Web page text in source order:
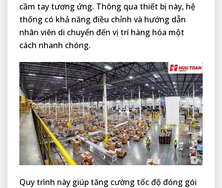
cầm tay tương ứng. Thông qua thiết bị này, hệ
thống có khả năng điều chỉnh và hướng dẫn
nhân viên di chuyển đến vị trí hàng hóa một
cách nhanh chóng.
Quy trình này giúp tăng cường tốc độ đóng gói